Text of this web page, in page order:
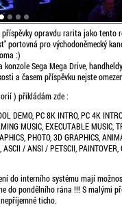
opravdu rarita jako tento
portovná pro východoněmecký
:)
Sega Mega Drive,
a časem příspěvku nejste
) přikládám zde :
DEMO, PC 8K INTRO, PC 4K
MUSIC, EXECUTABLE MUSIC,
PHOTO, 3D GRAPHICS,
ASCII / ANSI / PETSCII,
do interního systému mají
pondělního rána !!! S malými
ticho.